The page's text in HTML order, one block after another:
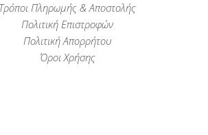
Τρόποι Πληρωμής & Αποστολής
Πολιτική Επιστροφών
Πολιτική Απορρήτου
Όροι Χρήσης